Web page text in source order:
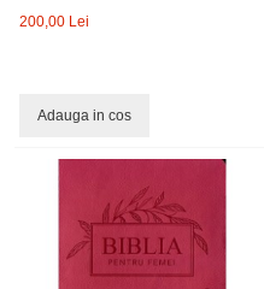
200,00 Lei
Adauga in cos